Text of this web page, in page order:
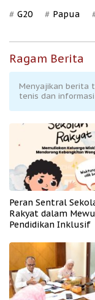
G20 Papua
Ragam Berita
Menyajikan berita
tenis dan
Peran Sentral
Rakyat dalam
Pendidikan Inklusif